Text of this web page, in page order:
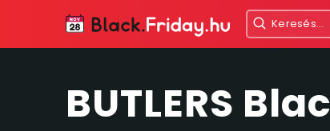
BUTLERS